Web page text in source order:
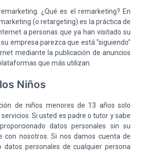
¿Qué es el remarketing? En
(o retargeting) es la práctica de
a personas que ya han visitado su
empresa parezca que está "siguiendo"
mediante la publicación de anuncios
que más utilizan.
Niños
de niños menores de 13 años solo
Si usted es padre o tutor y sabe
datos personales sin su
con nosotros. Si nos damos cuenta de
datos personales de cualquier persona